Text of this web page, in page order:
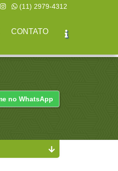
(11) 2979-4312
CONTATO
no WhatsApp